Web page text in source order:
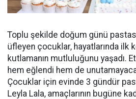
Toplu şekilde doğum günü
üfleyen çocuklar, hayatlarında ilk
kutlamanın mutluluğunu yaşadı.
hem eğlendi hem de
Çocuklar için evinde 3 gündür
Leyla Lala, amaçlarının bugüne